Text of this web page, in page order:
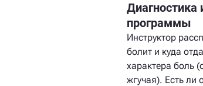
Диагностика
программы
Инструктор
болит и куда
характера боль
жгучая). Есть ли